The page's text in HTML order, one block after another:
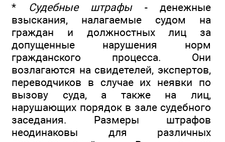
* Судебные штрафы- денежные
взыскания, налагаемые судом на
граждан и должностных лиц за
допущенные нарушения норм
гражданского процесса. Они
возлагаются на свидетелей, экспертов,
переводчиков в случае их неявки по
вызову суда, а также на лиц,
нарушающих порядок в зале судебного
заседания. Размеры штрафов
неодинаковы для различных